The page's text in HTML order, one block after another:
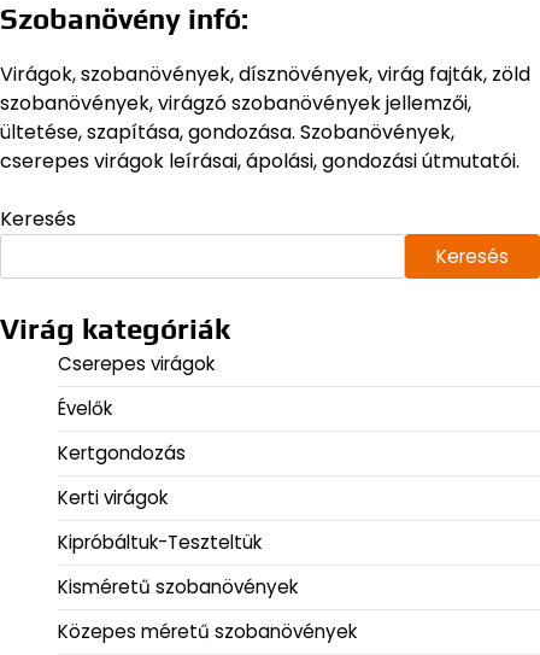
Szobanövény infó:
Virágok, szobanövények, dísznövények, virág fajták, zöld
szobanövények, virágzó szobanövények jellemzői,
ültetése, szapítása, gondozása. Szobanövények,
cserepes virágok leírásai, ápolási, gondozási útmutatói.
Keresés
Keresés
Virág kategóriák
Cserepes virágok
Évelők
Kertgondozás
Kerti virágok
Kipróbáltuk-Teszteltük
Kisméretű szobanövények
Közepes méretű szobanövények